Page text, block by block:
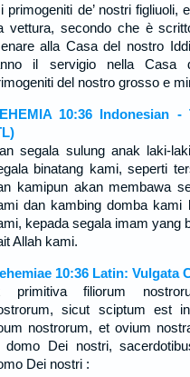
primogeniti de’ nostri figliuoli,
vettura, secondo che è
alla Casa del nostro
il servigio nella Casa
del nostro grosso e
10:36 Indonesian -
segala sulung anak laki-
binatang kami, seperti
kamipun akan membawa
dan kambing domba kami
kepada segala imam yang
Allah kami.
10:36 Latin: Vulgata
primitiva filiorum
sicut sciptum est
nostrorum, et ovium
domo Dei nostri,
Dei nostri :